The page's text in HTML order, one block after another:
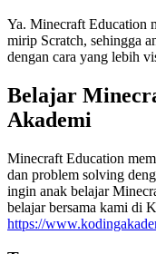
Ya. Minecraft Education
mirip Scratch, sehingga
dengan cara yang lebih
Belajar
Akademi
Minecraft Education
dan problem solving
ingin anak belajar
belajar bersama kami di
https://